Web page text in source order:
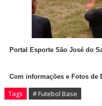
Portal Esporte São José do
Com informações e Fotos de
Tags # Futebol Base